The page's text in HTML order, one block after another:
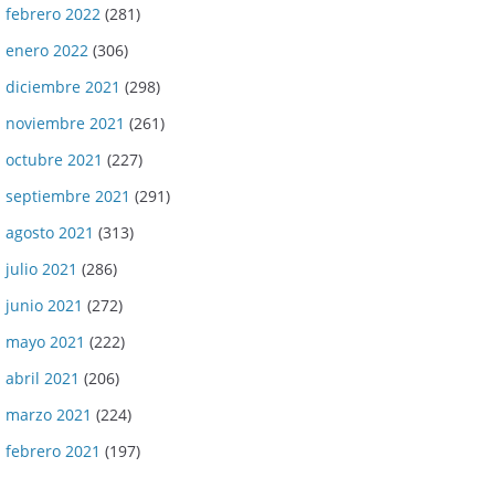
febrero 2022 (281)
enero 2022 (306)
diciembre 2021 (298)
noviembre 2021 (261)
octubre 2021 (227)
septiembre 2021 (291)
agosto 2021 (313)
julio 2021 (286)
junio 2021 (272)
mayo 2021 (222)
abril 2021 (206)
marzo 2021 (224)
febrero 2021 (197)